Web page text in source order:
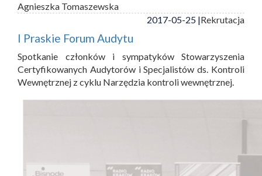
Agnieszka Tomaszewska
2017-05-25 |Rekrutacja
I Praskie Forum Audytu
Spotkanie członków i sympatyków Stowarzyszenia
Certyfikowanych Audytorów i Specjalistów ds. Kontroli
Wewnętrznej z cyklu Narzędzia kontroli wewnętrznej.